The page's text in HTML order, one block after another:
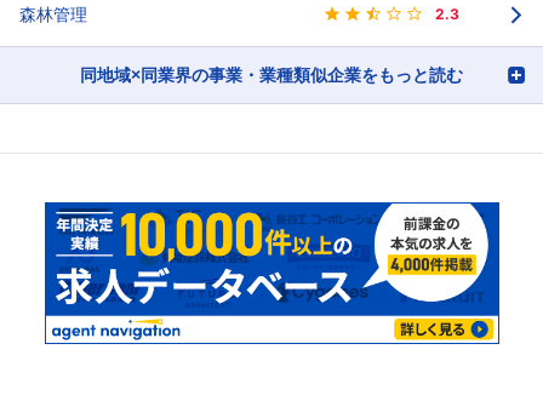
森林管理 2.3
同地域×同業界の事業・業種類似企業をもっと読む